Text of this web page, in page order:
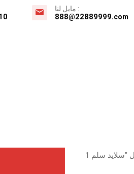
مايل لنا :
888@22889999.com